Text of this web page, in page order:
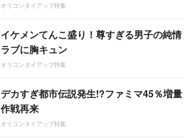
オリコンタイアップ特集
イケメンてんこ盛り！尊すぎる男子の純情
ラブに胸キュン
オリコンタイアップ特集
デカすぎ都市伝説発生!?ファミマ45％増量
作戦再来
オリコンタイアップ特集